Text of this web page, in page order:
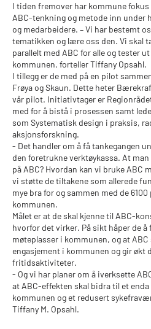
I tiden fremover har kommune
ABC-tenkning og metode inn under
og medarbeidere. – Vi har bestemt
tematikken og lære oss den. Vi skal
parallelt med ABC for alle og tester
kommunen, forteller Tiffany Opsahl.
I tillegg er de med på en pilot
Frøya og Skaun. Dette heter
vår pilot. Initiativtager er
med for å bistå i prosessen samt
som Systematisk design i praksis,
aksjonsforskning.
- Det handler om å få tankegangen
den foretrukne verktøykassa. At
på ABC? Hvordan kan vi bruke ABC
vi støtte de tiltakene som allerede
mye bra for og sammen med de
kommunen.
Målet er at de skal kjenne til ABC-
hvorfor det virker. På sikt håper de
møteplasser i kommunen, og at
engasjement i kommunen og gir økt
fritidsaktiviteter.
- Og vi har planer om å iverksette
at ABC-effekten skal bidra til et
kommunen og et redusert
Tiffany M. Opsahl.